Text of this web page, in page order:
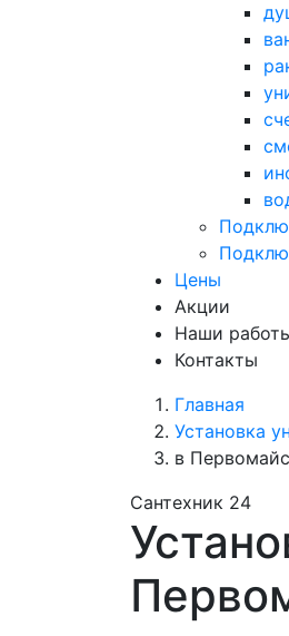
Цены
Акции
Наши
Контакты
Главная
Установка
в
Сантехник 24